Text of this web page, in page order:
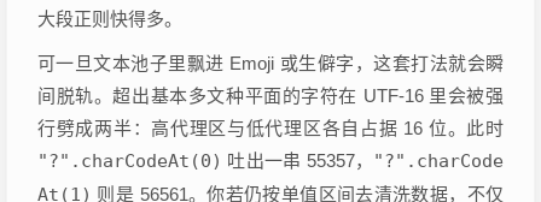
大段正则快得多。
可一旦文本池子里飘进 Emoji 或生僻字，这套打法就会瞬
间脱轨。超出基本多文种平面的字符在 UTF-16 里会被强
行劈成两半：高代理区与低代理区各自占据 16 位。此时
"?".charCodeAt(0) 吐出一串 55357，
"?".charCode
At(1) 则是 56561。你若仍按单值区间去清洗数据，不仅